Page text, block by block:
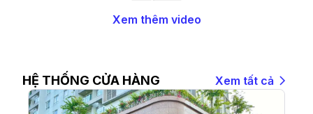
Xem thêm video
HỆ THỐNG CỬA HÀNG Xem tất cả